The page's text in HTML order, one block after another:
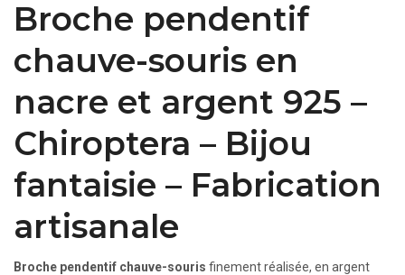
Broche pendentif
chauve-souris en
nacre et argent 925 –
Chiroptera – Bijou
fantaisie – Fabrication
artisanale
Broche pendentif chauve-souris finement réalisée, en argent